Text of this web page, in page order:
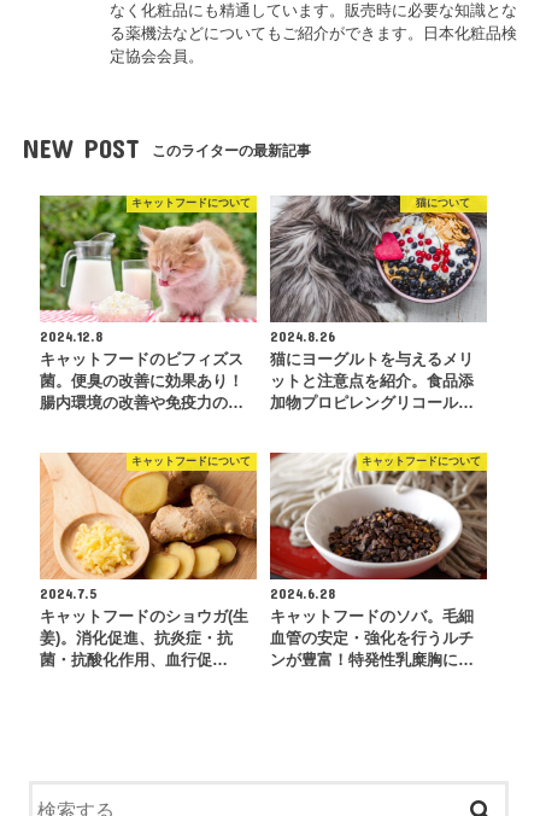
なく化粧品にも精通しています。販売時に必要な知識とな
る薬機法などについてもご紹介ができます。日本化粧品検
定協会会員。
NEW POST このライターの最新記事
キャットフードについて
2024.12.8
キャットフードのビフィズス
菌。便臭の改善に効果あり！
腸内環境の改善や免疫力の…
猫について
2024.8.26
猫にヨーグルトを与えるメリ
ットと注意点を紹介。食品添
加物プロピレングリコール…
キャットフードについて
2024.7.5
キャットフードのショウガ(生
姜)。消化促進、抗炎症・抗
菌・抗酸化作用、血行促…
キャットフードについて
2024.6.28
キャットフードのソバ。毛細
血管の安定・強化を行うルチ
ンが豊富！特発性乳糜胸に…